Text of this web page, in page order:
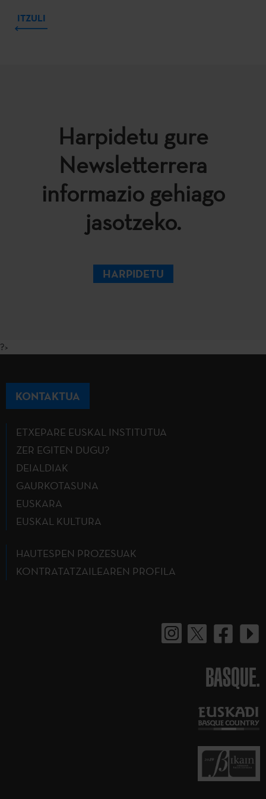
ITZULI
Harpidetu gure
Newsletterrera
informazio gehiago
jasotzeko.
HARPIDETU
?>
KONTAKTUA
ETXEPARE EUSKAL INSTITUTUA
ZER EGITEN DUGU?
DEIALDIAK
GAURKOTASUNA
EUSKARA
EUSKAL KULTURA
HAUTESPEN PROZESUAK
KONTRATATZAILEAREN PROFILA
BASQUE.